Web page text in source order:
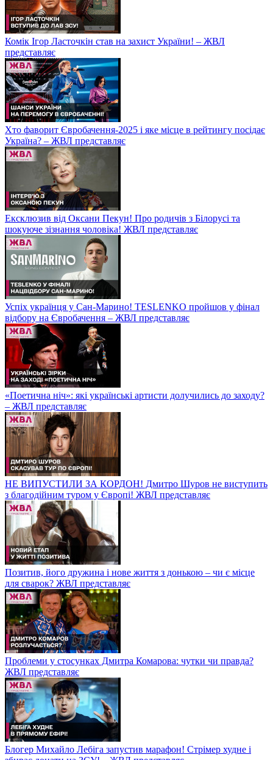
Комік Ігор Ласточкін став на захист України! – ЖВЛ
представляє
Хто фаворит Євробачення-2025 і яке місце в рейтингу посідає
Україна? – ЖВЛ представляє
Ексклюзив від Оксани Пекун! Про родичів з Білорусі та
шокуюче зізнання чоловіка! ЖВЛ представляє
Успіх українця у Сан-Марино! TESLENKO пройшов у фінал
відбору на Євробачення – ЖВЛ представляє
«Поетична ніч»: які українські артисти долучились до заходу?
– ЖВЛ представляє
НЕ ВИПУСТИЛИ ЗА КОРДОН! Дмитро Шуров не виступить
з благодійним туром у Європі! ЖВЛ представляє
Позитив, його дружина і нове життя з донькою – чи є місце
для сварок? ЖВЛ представляє
Проблеми у стосунках Дмитра Комарова: чутки чи правда?
ЖВЛ представляє
Блогер Михайло Лебіга запустив марафон! Стрімер худне і